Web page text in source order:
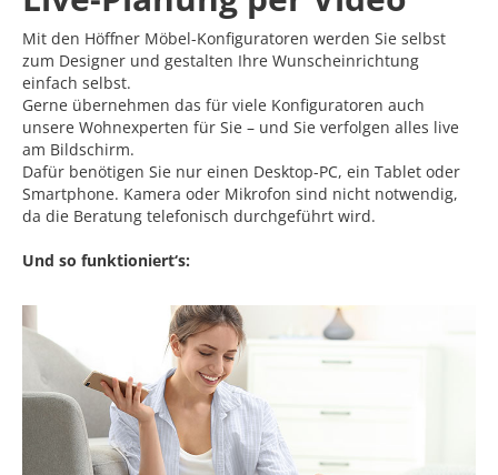
Mit den Höffner Möbel-Konfiguratoren werden Sie selbst
zum Designer und gestalten Ihre Wunscheinrichtung
einfach selbst.
Gerne übernehmen das für viele Konfiguratoren auch
unsere Wohnexperten für Sie – und Sie verfolgen alles live
am Bildschirm.
Dafür benötigen Sie nur einen Desktop-PC, ein Tablet oder
Smartphone. Kamera oder Mikrofon sind nicht notwendig,
da die Beratung telefonisch durchgeführt wird.
Und so funktioniert‘s: